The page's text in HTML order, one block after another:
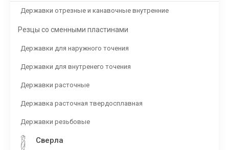
Державки отрезные и канавочные внутренние
Резцы со сменными пластинами
Державки для наружного точения
Державки для внутренего точения
Державки расточные
Державка расточная твердосплавная
Державки резьбовые
Сверла